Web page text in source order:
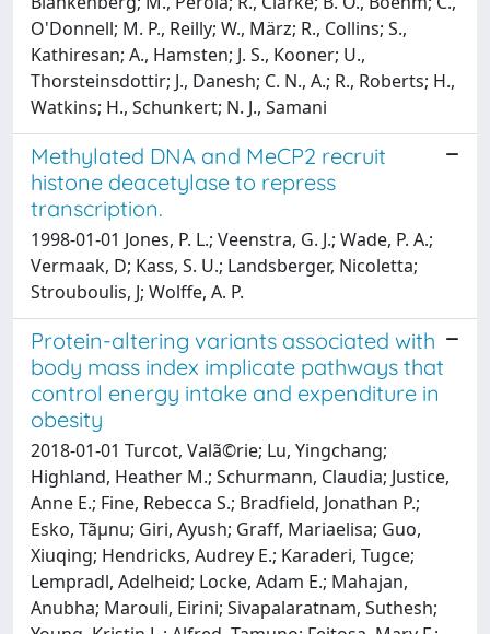
O'Donnell; M. P., Reilly; W., März; R., Collins; S.,
Kathiresan; A., Hamsten; J. S., Kooner; U.,
Thorsteinsdottir; J., Danesh; C. N., A.; R., Roberts; H.,
Watkins; H., Schunkert; N. J., Samani
Methylated DNA and MeCP2 recruit
histone deacetylase to repress
transcription.
1998-01-01 Jones, P. L.; Veenstra, G. J.; Wade, P. A.;
Vermaak, D; Kass, S. U.; Landsberger, Nicoletta;
Strouboulis, J; Wolffe, A. P.
Protein-altering variants associated with
body mass index implicate pathways that
control energy intake and expenditure in
obesity
2018-01-01 Turcot, Valã©rie; Lu, Yingchang;
Highland, Heather M.; Schurmann, Claudia; Justice,
Anne E.; Fine, Rebecca S.; Bradfield, Jonathan P.;
Esko, Tãµnu; Giri, Ayush; Graff, Mariaelisa; Guo,
Xiuqing; Hendricks, Audrey E.; Karaderi, Tugce;
Lempradl, Adelheid; Locke, Adam E.; Mahajan,
Anubha; Marouli, Eirini; Sivapalaratnam, Suthesh;